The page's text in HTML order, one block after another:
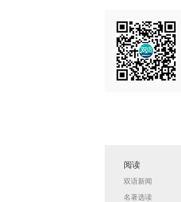
阅读
双语新闻
名著选读